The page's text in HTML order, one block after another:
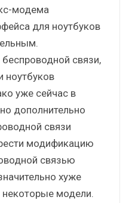
модема
для ноутбуков
связи,
ноутбуков
уже сейчас в
дополнительно
связи
модификацию
связью
хуже
модели.